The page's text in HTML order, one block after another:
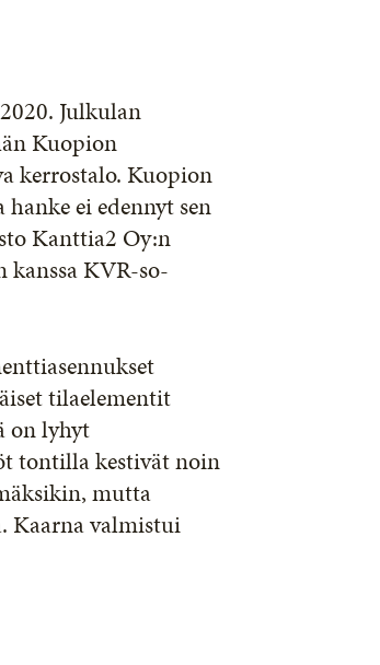
Julkulan
Kuopion
kerrostalo. Kuopion
ei edennyt sen
Kanttia2 Oy:n
kanssa KVR-so-
tilaelementit
on lyhyt
tontilla kestivät noin
mutta
Kaarna valmistui